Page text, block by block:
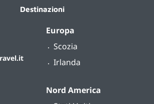
Destinazioni
Europa
Scozia
Irlanda
Nord America